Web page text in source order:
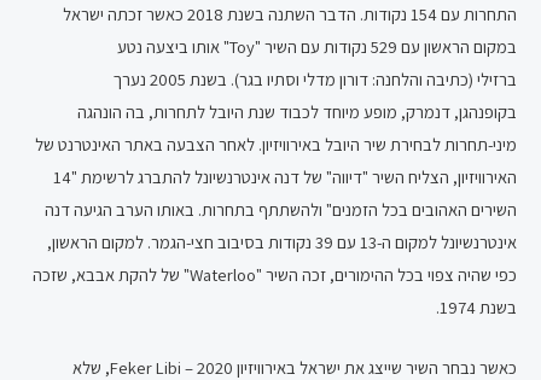
התחרות עם 154 נקודות. הדבר השתנה בשנת 2018 כאשר זכתה ישראל
במקום הראשון עם 529 נקודות עם השיר "Toy" אותו ביצעה נטע
ברזילי (כתיבה והלחנה: דורון מדלי וסתיו בגר). בשנת 2005 נערך
בקופנהגן, דנמרק, מופע מיוחד לכבוד שנת היובל לתחרות, בה הונהגה
מיני-תחרות לבחירת שיר היובל באירוויזיון. לאחר הצבעה באתר האינטרנט של
האירוויזיון, הצליח השיר "דיווה" של דנה אינטרנשיונל להתברג לרשימת "14
השירים האהובים בכל הזמנים" ולהשתתף בתחרות. באותו הערב הגיעה דנה
אינטרנשיונל למקום ה-13 עם 39 נקודות בסיבוב חצי-הגמר. למקום הראשון,
כפי שהיה צפוי בכל ההימורים, זכה השיר "Waterloo" של להקת אבבא, שזכה
בשנת 1974.
כאשר נבחר השיר שייצג את ישראל באירוויזיון 2020 – Feker Libi, שלא